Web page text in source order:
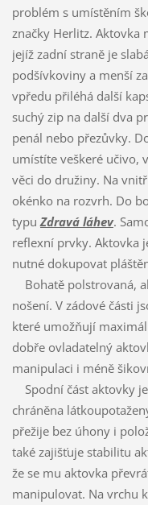
problém s umístěním
značky Herlitz.
jejíž zadní straně je
podšívkoviny a menší
vpředu přiléhá další
suchý zip na další dva
penál nebo přezůvky.
umístíte veškeré učivo,
věci do družiny. Na
okénko na rozvrh. Do
typu Zdravá láhev.
reflexní prvky. Aktovka
nutné dokupovat
Bohatě polstrovaná,
nošení. V zádové části
které umožňují
dobře ovladatelný
manipulaci i méně
Spodní část aktovky je
chráněna
přežije bez úhony i
také zajišťuje stabilitu
že se mu aktovka
manipulovat. Na vrchu